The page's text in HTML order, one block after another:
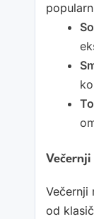
Večernji
Večernji
od